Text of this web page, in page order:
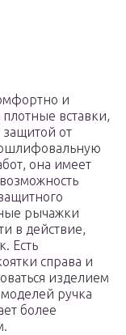
и
вставки,
защитой от
она имеет
рычажки
в действие,
Есть
справа и
изделием
ручка
более